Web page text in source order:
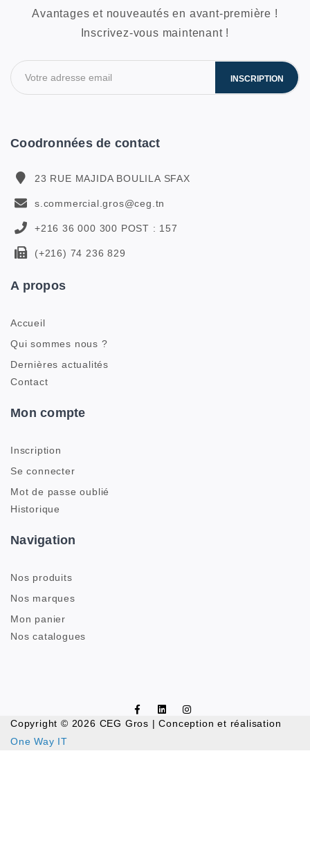
Avantages et nouveautés en avant-première !
Inscrivez-vous maintenant !
INSCRIPTION
Coodronnées de contact
23 RUE MAJIDA BOULILA SFAX
s.commercial.gros@ceg.tn
+216 36 000 300 POST : 157
(+216) 74 236 829
A propos
Accueil
Qui sommes nous ?
Dernières actualités
Contact
Mon compte
Inscription
Se connecter
Mot de passe oublié
Historique
Navigation
Nos produits
Nos marques
Mon panier
Nos catalogues
Copyright © 2026 CEG Gros | Conception et réalisation
One Way IT